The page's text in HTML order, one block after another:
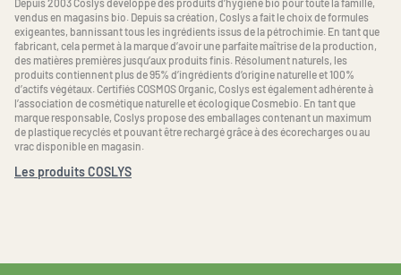
Depuis 2003 Coslys développe des produits d’hygiène bio pour toute la famille,
vendus en magasins bio. Depuis sa création, Coslys a fait le choix de formules
exigeantes, bannissant tous les ingrédients issus de la pétrochimie. En tant que
fabricant, cela permet à la marque d’avoir une parfaite maîtrise de la production,
des matières premières jusqu’aux produits finis. Résolument naturels, les
produits contiennent plus de 95% d’ingrédients d’origine naturelle et 100%
d’actifs végétaux. Certifiés COSMOS Organic, Coslys est également adhérente à
l’association de cosmétique naturelle et écologique Cosmebio. En tant que
marque responsable, Coslys propose des emballages contenant un maximum
de plastique recyclés et pouvant être rechargé grâce à des écorecharges ou au
vrac disponible en magasin.
Les produits COSLYS